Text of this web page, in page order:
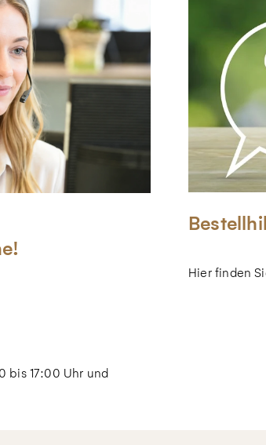
bis 17:00 Uhr und
Hier finden